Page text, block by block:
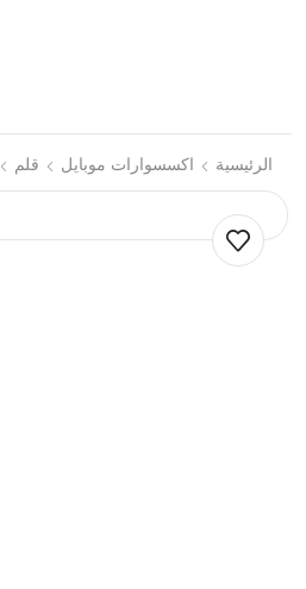
الرئيسية اكسسوارات موبايل قلم